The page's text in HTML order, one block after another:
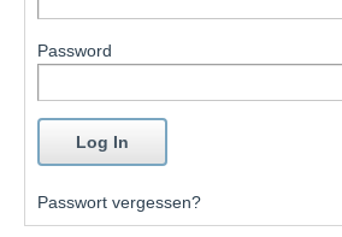
Password
Passwort vergessen?